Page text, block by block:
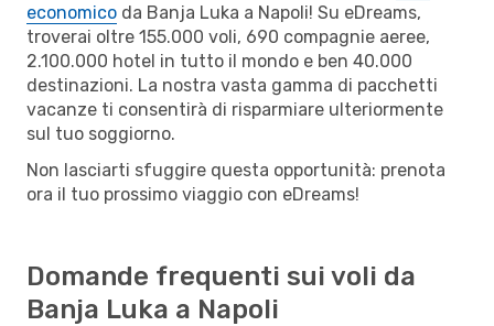
economico da Banja Luka a Napoli! Su eDreams,
troverai oltre 155.000 voli, 690 compagnie aeree,
2.100.000 hotel in tutto il mondo e ben 40.000
destinazioni. La nostra vasta gamma di pacchetti
vacanze ti consentirà di risparmiare ulteriormente
sul tuo soggiorno.
Non lasciarti sfuggire questa opportunità: prenota
ora il tuo prossimo viaggio con eDreams!
Domande frequenti sui voli da
Banja Luka a Napoli